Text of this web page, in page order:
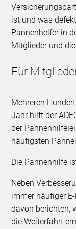
ist und was
Pannenhelfer in
Mitglieder und
Für
Mehreren
Jahr hilft der
der
häufigsten
Die Pannenhilfe
Neben
immer häufiger
davon berichten,
die Weiterfahrt